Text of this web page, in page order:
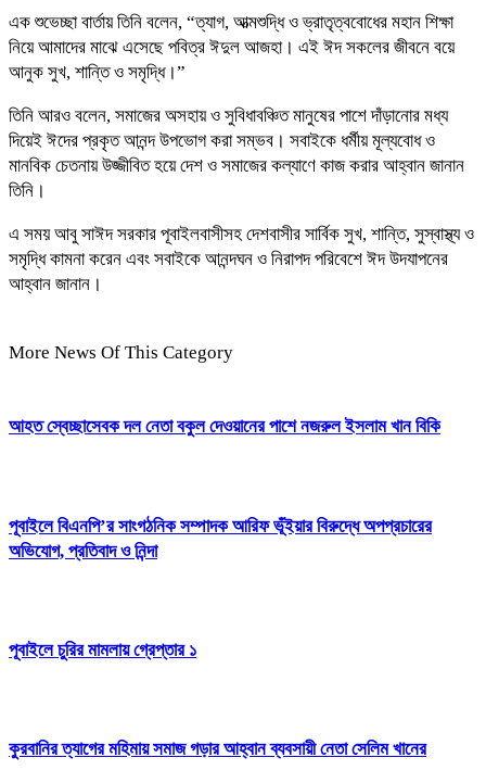
এক শুভেচ্ছা বার্তায় তিনি বলেন, “ত্যাগ, আত্মশুদ্ধি ও ভ্রাতৃত্ববোধের মহান শিক্ষা
নিয়ে আমাদের মাঝে এসেছে পবিত্র ঈদুল আজহা। এই ঈদ সকলের জীবনে বয়ে
আনুক সুখ, শান্তি ও সমৃদ্ধি।”
তিনি আরও বলেন, সমাজের অসহায় ও সুবিধাবঞ্চিত মানুষের পাশে দাঁড়ানোর মধ্য
দিয়েই ঈদের প্রকৃত আনন্দ উপভোগ করা সম্ভব। সবাইকে ধর্মীয় মূল্যবোধ ও
মানবিক চেতনায় উজ্জীবিত হয়ে দেশ ও সমাজের কল্যাণে কাজ করার আহ্বান জানান
তিনি।
এ সময় আবু সাঈদ সরকার পূবাইলবাসীসহ দেশবাসীর সার্বিক সুখ, শান্তি, সুস্বাস্থ্য ও
সমৃদ্ধি কামনা করেন এবং সবাইকে আনন্দঘন ও নিরাপদ পরিবেশে ঈদ উদযাপনের
আহ্বান জানান।
More News Of This Category
আহত স্বেচ্ছাসেবক দল নেতা বকুল দেওয়ানের পাশে নজরুল ইসলাম খান বিকি
পূবাইলে বিএনপি’র সাংগঠনিক সম্পাদক আরিফ ভূঁইয়ার বিরুদ্ধে অপপ্রচারের
অভিযোগ, প্রতিবাদ ও নিন্দা
পূবাইলে চুরির মামলায় গ্রেপ্তার ১
কুরবানির ত্যাগের মহিমায় সমাজ গড়ার আহ্বান ব্যবসায়ী নেতা সেলিম খানের